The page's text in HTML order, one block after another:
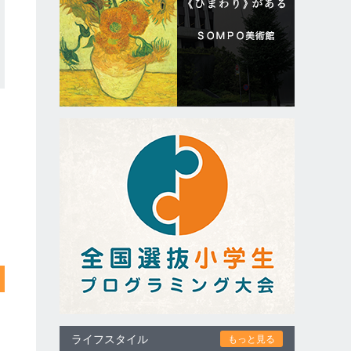
ライフスタイル もっと見る